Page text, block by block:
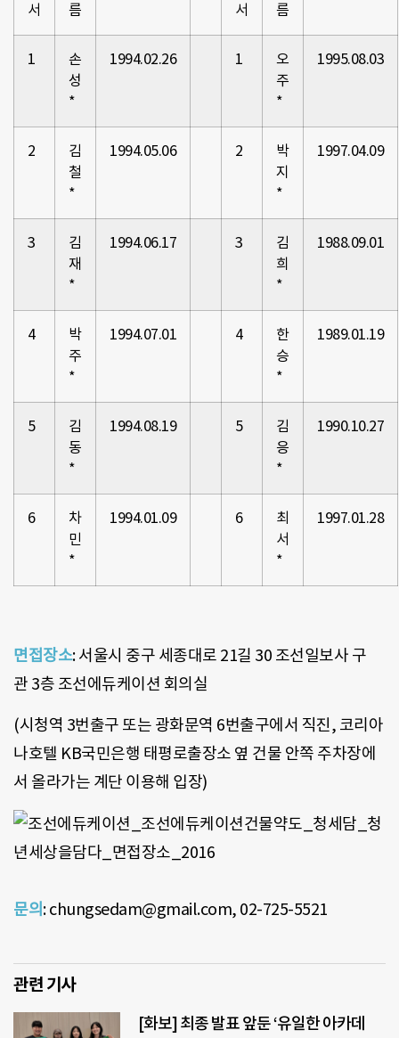
서
름
서
름
1
손
성
*
1994.02.26 1
오
주
*
1995.08.03
2
김
철
*
1994.05.06 2
박
지
*
1997.04.09
3
김
재
*
1994.06.17 3
김
희
*
1988.09.01
4
박
주
*
1994.07.01 4
한
승
*
1989.01.19
5
김
동
*
1994.08.19 5
김
응
*
1990.10.27
6
차
민
*
1994.01.09 6
최
서
*
1997.01.28
면접장소: 서울시 중구 세종대로 21길 30 조선일보사 구
관 3층 조선에듀케이션 회의실
(시청역 3번출구 또는 광화문역 6번출구에서 직진, 코리아
나호텔 KB국민은행 태평로출장소 옆 건물 안쪽 주차장에
서 올라가는 계단 이용해 입장)
문의: chungsedam@gmail.com, 02-725-5521
관련 기사
[화보] 최종 발표 앞둔 ‘유일한 아카데